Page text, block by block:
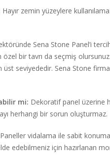
Hayır zemin yüzeylere
Sena Stone Panel’i
bir tavrı da seçmiş
seviyededir. Sena Stone
mi: Dekoratif panel üzerine
herhangi bir sorun oluşturmaz.
Paneller vidalama ile sabit
edebilmeniz için hazırlanan